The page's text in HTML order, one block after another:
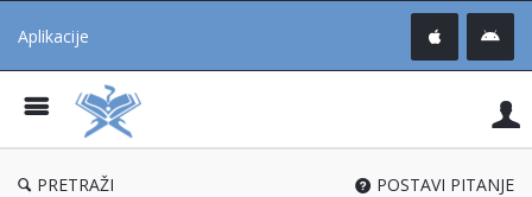
Aplikacije
®
PRETRAŽI POSTAVI PITANJE